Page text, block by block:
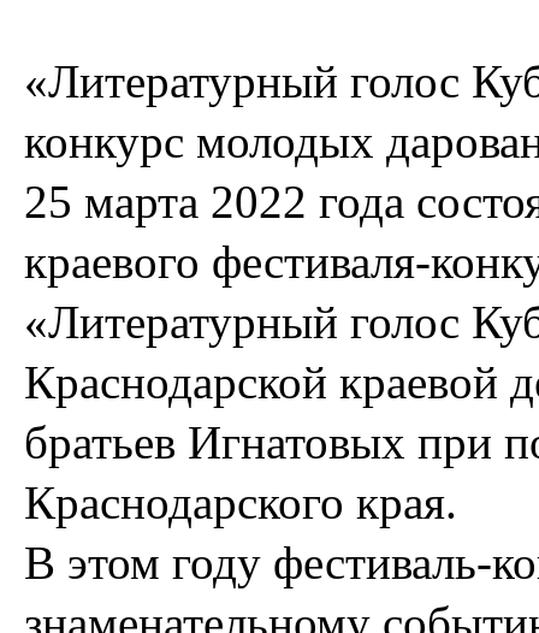
«Литературный голос
конкурс молодых
25 марта 2022 года
краевого фестиваля-
«Литературный голос
Краснодарской краевой
братьев Игнатовых при
Краснодарского края.
В этом году фестиваль-
знаменательному